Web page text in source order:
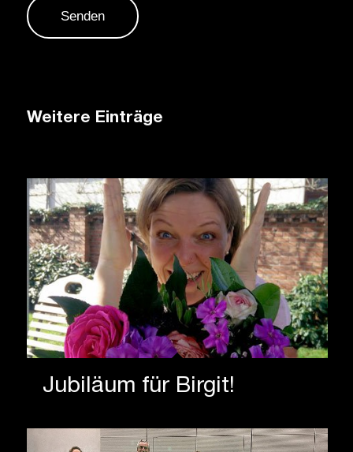
Weitere Einträge
Jubiläum für Birgit!